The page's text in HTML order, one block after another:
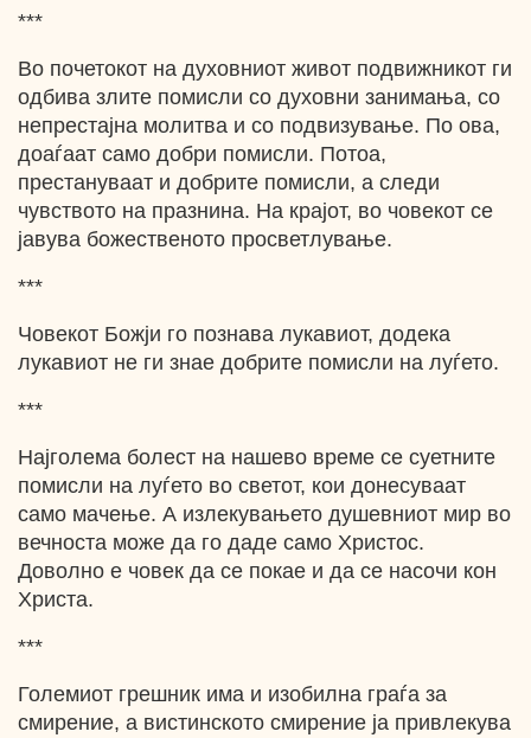
***
Во почетокот на духовниот живот подвижникот ги
одбива злите помисли со духовни занимања, со
непрестајна молитва и со подвизување. По ова,
доаѓаат само добри помисли. Потоа,
престануваат и добрите помисли, a следи
чувството на празнина. На крајот, во човекот се
јавува божественото просветлување.
***
Човекот Божји гo познава лукавиот, додека
лукавиот не ги знае добрите помисли на луѓето.
***
Најголема болест на нашево време се суетните
помисли на луѓето во светот, кои донесуваат
само мачење. А излекувањето душевниот мир во
вечноста може да го даде само Христос.
Доволно е човек да се покае и да се насочи кон
Христа.
***
Големиот грешник има и изобилна граѓа за
смирение, а вистинското смирение ја привлекува